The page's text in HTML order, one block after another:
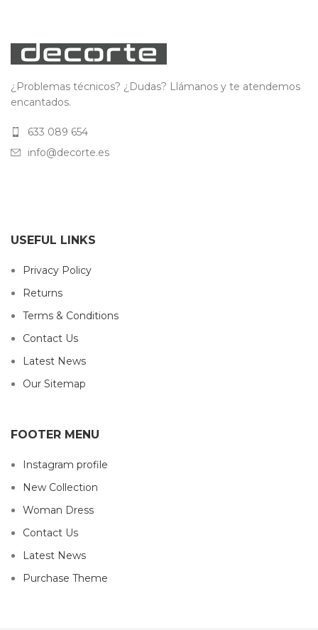
¿Problemas técnicos? ¿Dudas? Llámanos y te atendemos
encantados.
633 089 654
info@decorte.es
USEFUL LINKS
Privacy Policy
Returns
Terms & Conditions
Contact Us
Latest News
Our Sitemap
FOOTER MENU
Instagram profile
New Collection
Woman Dress
Contact Us
Latest News
Purchase Theme